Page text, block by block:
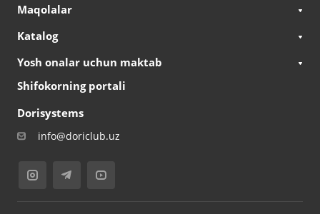
Maqolalar
Katalog
Yosh onalar uchun maktab
Shifokorning portali
Dorisystems
info@doriclub.uz